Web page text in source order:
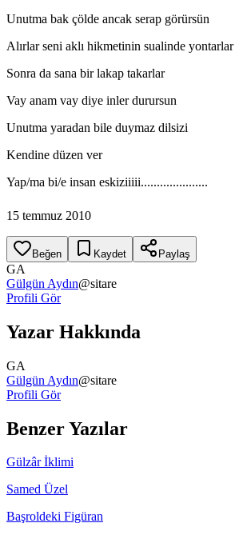
Unutma bak çölde ancak serap görürsün
Alırlar seni aklı hikmetinin sualinde yontarlar
Sonra da sana bir lakap takarlar
Vay anam vay diye inler durursun
Unutma yaradan bile duymaz dilsizi
Kendine düzen ver
Yap/ma bi/e insan eskiziiiii.....................
15 temmuz 2010
Beğen Kaydet Paylaş
GA
Gülgün Aydın@sitare
Profili Gör
Yazar Hakkında
GA
Gülgün Aydın@sitare
Profili Gör
Benzer Yazılar
Gülzâr İklimi
Samed Üzel
Başroldeki Figüran